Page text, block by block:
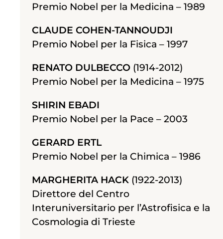
Premio Nobel per la Medicina – 1989
CLAUDE COHEN-TANNOUDJI
Premio Nobel per la Fisica – 1997
RENATO DULBECCO(1914-2012)
Premio Nobel per la Medicina – 1975
SHIRIN EBADI
Premio Nobel per la Pace – 2003
GERARD ERTL
Premio Nobel per la Chimica – 1986
MARGHERITA HACK(1922-2013)
Direttore del Centro
Interuniversitario per l’Astrofisica e la
Cosmologia di Trieste